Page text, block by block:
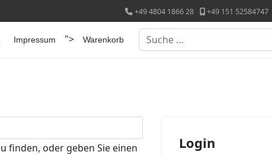
+49 4804 1866 28 +49 151 52584747
Impressum "> Warenkorb Suchen
finden, oder geben Sie einen
Login